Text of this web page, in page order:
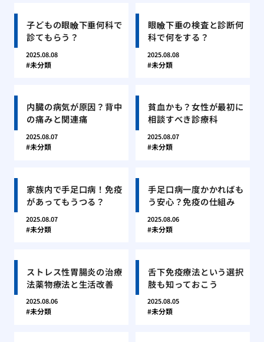
子どもの眼瞼下垂何科で
診てもらう？
2025.08.08
未分類
眼瞼下垂の検査と診断何
科で何をする？
2025.08.08
未分類
内臓の病気が原因？背中
の痛みと関連痛
2025.08.07
未分類
貧血かも？女性が最初に
相談すべき診療科
2025.08.07
未分類
家族内で手足口病！免疫
があってもうつる？
2025.08.07
未分類
手足口病一度かかればも
う安心？免疫の仕組み
2025.08.06
未分類
ストレス性胃腸炎の治療
法薬物療法と生活改善
2025.08.06
未分類
舌下免疫療法という選択
肢も知っておこう
2025.08.05
未分類